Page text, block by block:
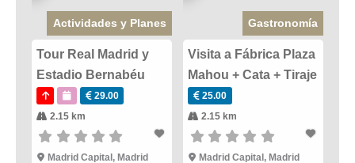
Actividades y Planes
Tour Real Madrid y
Estadio Bernabéu
29.00
2.15 km
Madrid Capital, Madrid
Gastronomía
Visita a Fábrica Plaza
Mahou + Cata + Tiraje
25.00
2.15 km
Madrid Capital, Madrid